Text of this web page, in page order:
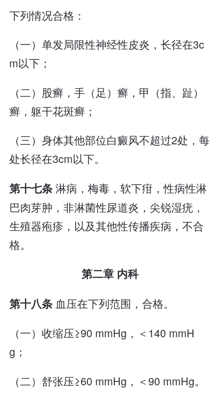
下列情况合格：
（一）单发局限性神经性皮炎，长径在3c
m以下；
（二）股癣，手（足）癣，甲（指、趾）
癣，躯干花斑癣；
（三）身体其他部位白癜风不超过2处，每
处长径在3cm以下。
第十七条淋病，梅毒，软下疳，性病性淋
巴肉芽肿，非淋菌性尿道炎，尖锐湿疣，
生殖器疱疹，以及其他性传播疾病，不合
格。
第二章 内科
第十八条 血压在下列范围，合格。
（一）收缩压≥90 mmHg，＜140 mmH
g；
（二）舒张压≥60 mmHg，＜90 mmHg。